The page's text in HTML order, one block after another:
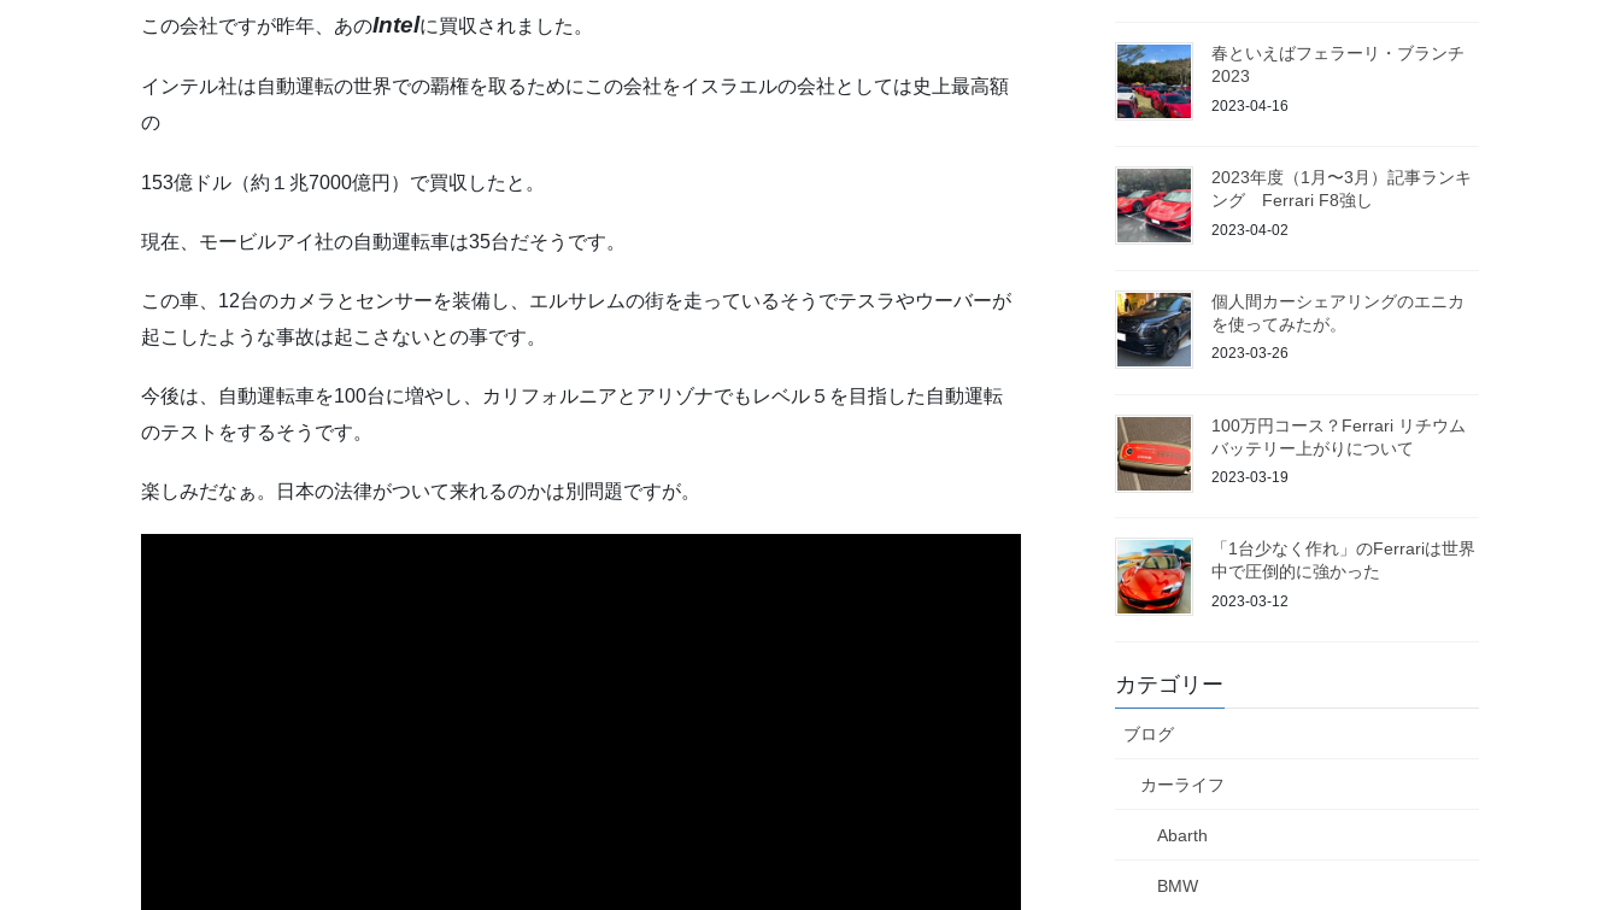
この会社ですが昨年、あのIntelに買収されました。
インテル社は自動運転の世界での覇権を取るためにこの会社をイスラエルの会社としては史上最高額
の
153億ドル（約１兆7000億円）で買収したと。
現在、モービルアイ社の自動運転車は35台だそうです。
この車、12台のカメラとセンサーを装備し、エルサレムの街を走っているそうでテスラやウーバーが
起こしたような事故は起こさないとの事です。
今後は、自動運転車を100台に増やし、カリフォルニアとアリゾナでもレベル５を目指した自動運転
のテストをするそうです。
楽しみだなぁ。日本の法律がついて来れるのかは別問題ですが。
春といえばフェラーリ・ブランチ
2023
2023-04-16
2023年度（1月〜3月）記事ランキ
ング Ferrari F8強し
2023-04-02
個人間カーシェアリングのエニカ
を使ってみたが。
2023-03-26
100万円コース？Ferrari リチウム
バッテリー上がりについて
2023-03-19
「1台少なく作れ」のFerrariは世界
中で圧倒的に強かった
2023-03-12
カテゴリー
ブログ
カーライフ
Abarth
BMW